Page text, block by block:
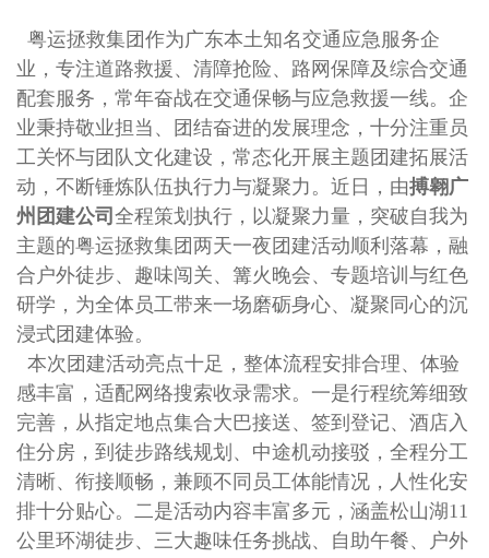
粤运拯救集团作为广东本土知名交通应急服务企
业，专注道路救援、清障抢险、路网保障及综合交通
配套服务，常年奋战在交通保畅与应急救援一线。企
业秉持敬业担当、团结奋进的发展理念，十分注重员
工关怀与团队文化建设，常态化开展主题团建拓展活
动，不断锤炼队伍执行力与凝聚力。近日，由搏翱广
州团建公司 全程策划执行，以凝聚力量，突破自我为
主题的粤运拯救集团两天一夜团建活动顺利落幕，融
合户外徒步、趣味闯关、篝火晚会、专题培训与红色
研学，为全体员工带来一场磨砺身心、凝聚同心的沉
浸式团建体验。
本次团建活动亮点十足，整体流程安排合理、体验
感丰富，适配网络搜索收录需求。一是行程统筹细致
完善，从指定地点集合大巴接送、签到登记、酒店入
住分房，到徒步路线规划、中途机动接驳，全程分工
清晰、衔接顺畅，兼顾不同员工体能情况，人性化安
排十分贴心。二是活动内容丰富多元，涵盖松山湖11
公里环湖徒步、三大趣味任务挑战、自助午餐、户外